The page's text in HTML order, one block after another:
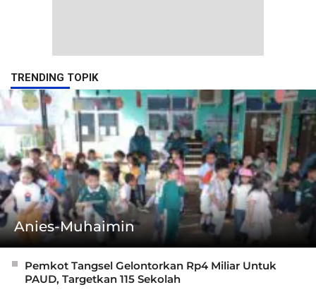
TRENDING TOPIK
Anies-Muhaimin
Pemkot Tangsel Gelontorkan Rp4 Miliar Untuk
PAUD, Targetkan 115 Sekolah